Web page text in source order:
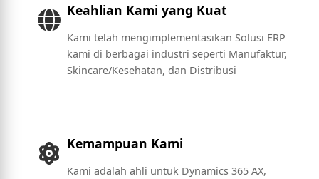
Keahlian Kami yang Kuat
Kami telah mengimplementasikan Solusi ERP
kami di berbagai industri seperti Manufaktur,
Skincare/Kesehatan, dan Distribusi
Kemampuan Kami
Kami adalah ahli untuk Dynamics 365 AX,